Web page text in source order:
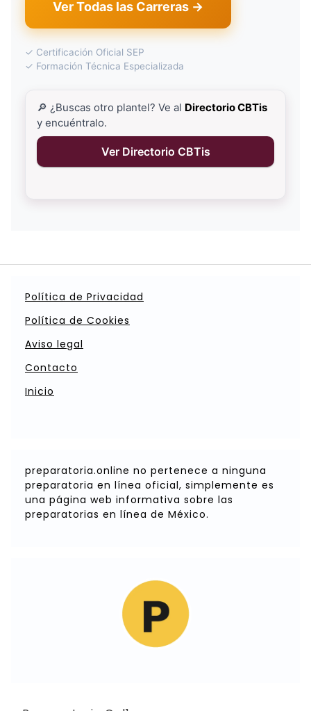
Ver Todas las Carreras →
✓ Certificación Oficial SEP
✓ Formación Técnica Especializada
🔎 ¿Buscas otro plantel? Ve al Directorio CBTis
y encuéntralo.
Ver Directorio CBTis
Política de Privacidad
Política de Cookies
Aviso legal
Contacto
Inicio
preparatoria.online no pertenece a ninguna
preparatoria en línea oficial, simplemente es
una página web informativa sobre las
preparatorias en línea de México.